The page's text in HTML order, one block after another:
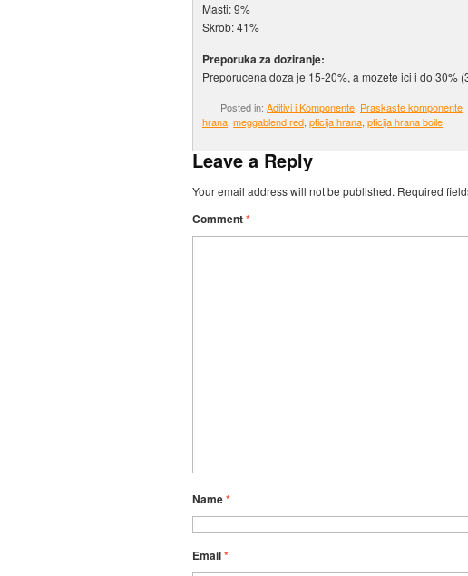
Masti: 9%
Skrob: 41%
Preporuka za doziranje:
Preporucena doza je 15-20%, a mozete ici i do 30%
Posted in: Aditivi i Komponente, Praskaste komponente
hrana, meggablend red, pticija hrana, pticija hrana boile
Leave a Reply
Your email address will not be published. Required
Comment*
Name*
Email*